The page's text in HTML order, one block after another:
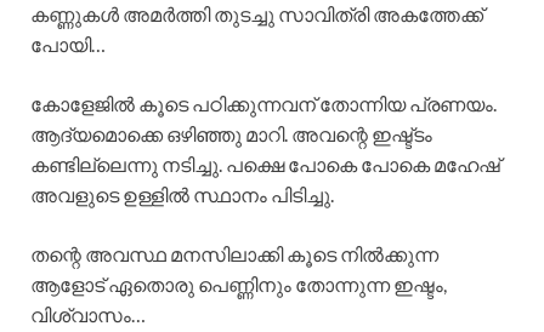
കണ്ണുകൾ അമർത്തി തുടച്ചു സാവിത്രി അകത്തേക്ക്
പോയി…
കോളേജിൽ കൂടെ പഠിക്കുന്നവന് തോന്നിയ പ്രണയം.
ആദ്യമൊക്കെ ഒഴിഞ്ഞു മാറി. അവന്റെ ഇഷ്ട്ടം
കണ്ടില്ലെന്നു നടിച്ചു. പക്ഷെ പോകെ പോകെ മഹേഷ്‌
അവളുടെ ഉള്ളിൽ സ്ഥാനം പിടിച്ചു.
തന്റെ അവസ്ഥ മനസിലാക്കി കൂടെ നിൽക്കുന്ന
ആളോട് ഏതൊരു പെണ്ണിനും തോന്നുന്ന ഇഷ്ടം,
വിശ്വാസം…